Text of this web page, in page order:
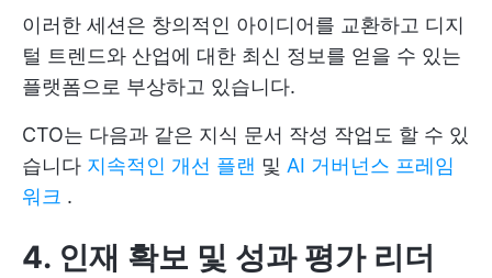
이러한 세션은 창의적인 아이디어를 교환하고 디지
털 트렌드와 산업에 대한 최신 정보를 얻을 수 있는
플랫폼으로 부상하고 있습니다.
CTO는 다음과 같은 지식 문서 작성 작업도 할 수 있
습니다 지속적인 개선 플랜 및 AI 거버넌스 프레임
워크 .
4. 인재 확보 및 성과 평가 리더